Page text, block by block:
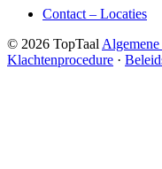
Contact – Locaties
© 2026 TopTaal
Klachtenprocedure ·